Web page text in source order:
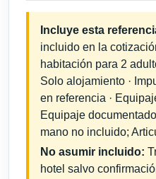
Incluye esta
incluido en la
habitación para 2
Solo alojamiento ·
en referencia ·
Equipaje
mano no incluido;
No asumir incluido:
hotel salvo